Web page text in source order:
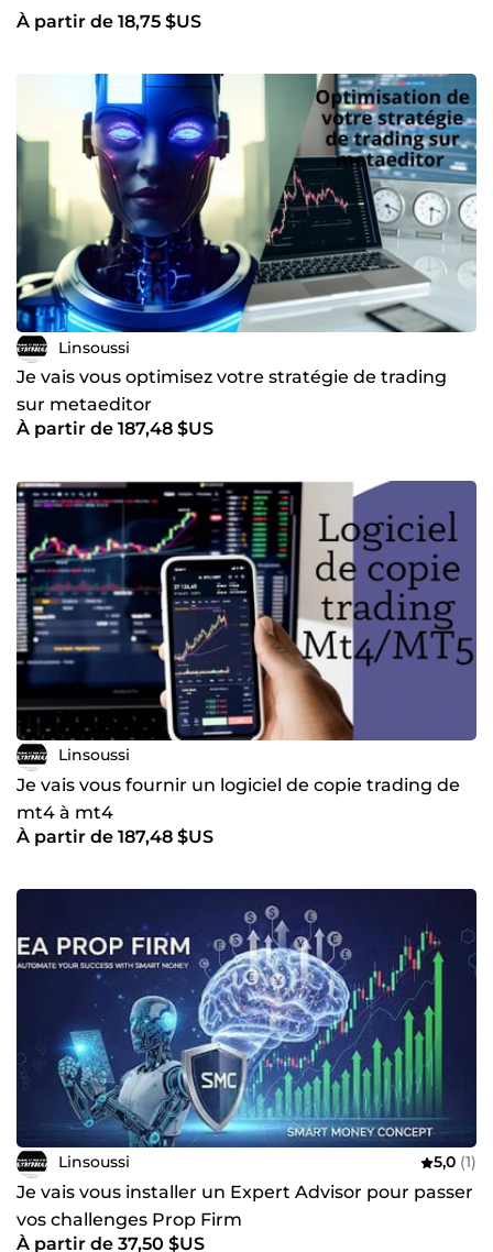
À partir de 18,75 $US
Linsoussi
Je vais vous optimisez votre stratégie de trading
sur metaeditor
À partir de 187,48 $US
Linsoussi
Je vais vous fournir un logiciel de copie trading de
mt4 à mt4
À partir de 187,48 $US
Linsoussi 5,0 (1)
Je vais vous installer un Expert Advisor pour passer
vos challenges Prop Firm
À partir de 37,50 $US